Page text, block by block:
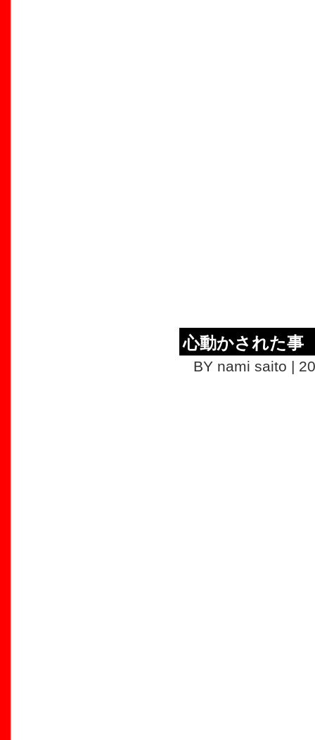
心動かされた事
BY nami saito |